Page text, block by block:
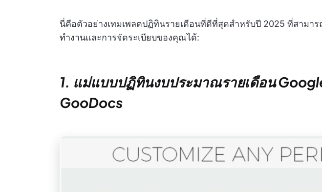
นี่คือตัวอย่างเทมเพลตปฏิทินรายเดือนที่ดีที่สุดสำหรับปี 2025 ที่สามาร
ทำงานและการจัดระเบียบของคุณได้:
1. แม่แบบปฏิทินงบประมาณรายเดือน
GooDocs